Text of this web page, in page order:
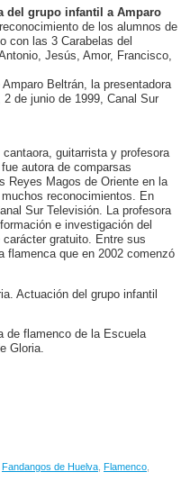
del grupo infantil a Amparo
de los alumnos de
con las 3 Carabelas del
Jesús, Amor, Francisco,
Beltrán, la presentadora
de junio de 1999, Canal Sur
guitarrista y profesora
autora de comparsas
Reyes Magos de Oriente en la
reconocimientos. En
Sur Televisión. La profesora
e investigación del
gratuito. Entre sus
flamenca que en 2002 comenzó
Actuación del grupo infantil
de flamenco de la Escuela
Gloria.
Fandangos de Huelva Flamenco